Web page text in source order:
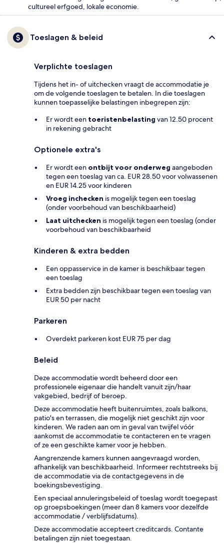
cultureel erfgoed, lokale economie.
Toeslagen & beleid
Verplichte toeslagen
Tijdens het in- of uitchecken vraagt de accommodatie je
om de volgende toeslagen te betalen. In die toeslagen
kunnen toepasselijke belastingen inbegrepen zijn:
Er wordt een toeristenbelasting van 12.50 procent
in rekening gebracht
Optionele extra's
Er wordt een ontbijt voor onderweg aangeboden
tegen een toeslag van ca. EUR 28.50 voor volwassenen
en EUR 14.25 voor kinderen
Vroeg inchecken is mogelijk tegen een toeslag
(onder voorbehoud van beschikbaarheid)
Laat uitchecken is mogelijk tegen een toeslag (onder
voorbehoud van beschikbaarheid
Kinderen & extra bedden
Een oppasservice in de kamer is beschikbaar tegen
een toeslag
Extra bedden zijn beschikbaar tegen een toeslag van
EUR 50 per nacht
Parkeren
Overdekt parkeren kost EUR 75 per dag
Beleid
Deze accommodatie wordt beheerd door een
professionele eigenaar die handelt vanuit zijn/haar
vakgebied, bedrijf of beroep.
Deze accommodatie heeft buitenruimtes, zoals balkons,
patio's en terrassen, die mogelijk niet geschikt zijn voor
kinderen. We raden aan om in geval van twijfel vóór
aankomst de accommodatie te contacteren en te vragen
of ze een geschikte kamer voor je hebben.
Aangrenzende kamers kunnen aangevraagd worden,
afhankelijk van beschikbaarheid. Informeer rechtstreeks bij
de accommodatie via de contactgegevens in de
boekingsbevestiging.
Een speciaal annuleringsbeleid of toeslag wordt toegepast
op groepsboekingen (meer dan 8 kamers voor dezelfde
accommodatie / verblijfsdatums).
Deze accommodatie accepteert creditcards. Contante
betalingen zijn niet toegestaan.